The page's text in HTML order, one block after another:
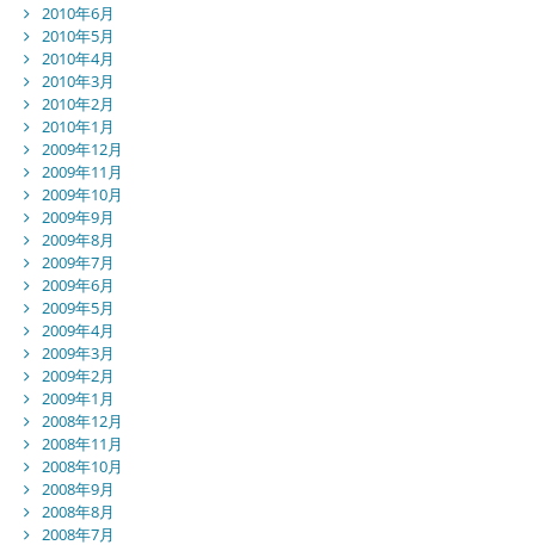
2010年6月
2010年5月
2010年4月
2010年3月
2010年2月
2010年1月
2009年12月
2009年11月
2009年10月
2009年9月
2009年8月
2009年7月
2009年6月
2009年5月
2009年4月
2009年3月
2009年2月
2009年1月
2008年12月
2008年11月
2008年10月
2008年9月
2008年8月
2008年7月